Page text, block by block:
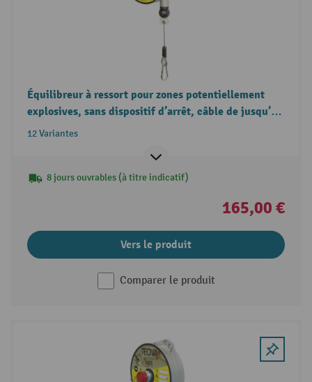
Équilibreur à ressort pour zones potentiellement
explosives, sans dispositif d’arrêt, câble de jusqu’à
2,5 m, capacité de charge 0,4-14 kg
12 Variantes
8 jours ouvrables (à titre indicatif)
165,00 €
Vers le produit
Comparer le produit